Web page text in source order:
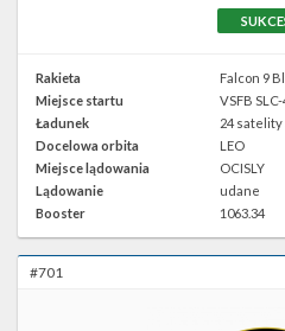
Rakieta
Falcon 9
Miejsce startu
VSFB SLC-
Ładunek
24
Docelowa orbita
LEO
Miejsce lądowania
OCISLY
Lądowanie
udane
Booster
1063.34
#701